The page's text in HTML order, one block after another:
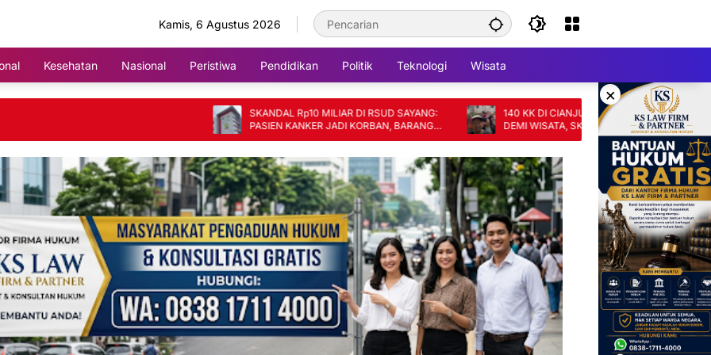
Kamis, 6 Agustus 2026
Kesehatan Nasional Peristiwa Pendidikan Politik Teknologi Wisata
×
SKANDAL Rp10 MILIAR DI RSUD SAYANG:
PASIEN KANKER JADI KORBAN, BARANG
FIKTIF
140 KK DI CIANJUR TERANCAM DIGUSUR
DEMI WISATA, SKEMA GANTI RUGI DINILAI
TAK ADIL